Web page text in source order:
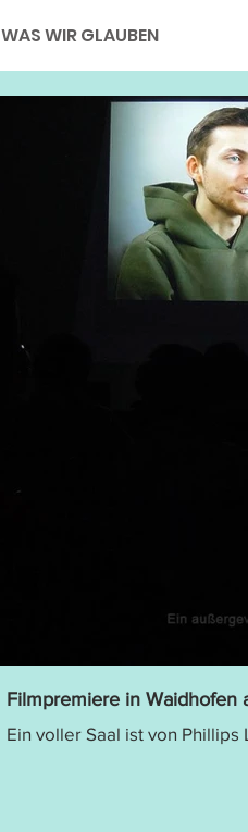
WAS WIR GLAUBEN
N
Filmpremiere in Waidhofen
Ein voller Saal ist von